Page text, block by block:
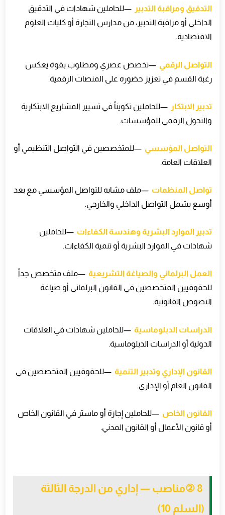
التدقيق ومراقبة التدبير —للحاملين شهادات في التدقيق
الداخلي أو مراقبة التدبير، من مدارس التجارة أو كليات العلوم
الاقتصادية.
التواصل الرقمي —تخصص عصري ومطلوب بقوة يعكس
رغبة القسم في تعزيز حضوره على المنصات الرقمية.
تدبير الابتكار —للحاملين تكويناً في تسيير المشاريع الابتكارية
والتحول الرقمي للمؤسسات.
التواصل المؤسسي —للمتخصصين في التواصل التنظيمي أو
العلاقات العامة.
تواصل المنظمات —ملف مشابه للتواصل المؤسسي مع بعد
أوسع يشمل التواصل الداخلي والخارجي.
تدبير الموارد البشرية وهندسة الكفاءات —للحاملين
شهادات في الموارد البشرية أو تنمية الكفاءات.
العمل البرلماني والصياغة التشريعية —ملف متخصص جداً
للحقوقيين المتخصصين في القانون البرلماني أو صياغة
النصوص القانونية.
الدراسات الدبلوماسية —للحاملين شهادات في العلاقات
الدولية أو الدراسات الدبلوماسية.
القانون الإداري وتدبير التنمية —للحقوقيين المتخصصين في
القانون العام أو الإداري.
القانون الخاص —للحاملين إجازة أو ماستر في القانون الخاص
أو قانون الأعمال أو القانون المدني.
② 8مناصب — إداري من الدرجة الثالثة
(السلم 10)